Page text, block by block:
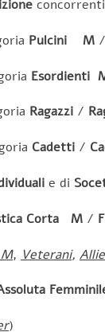
Pulcini M /
Esordienti
Ragazzi /
Cadetti /
e di
Corta M / F
, Veterani,
)